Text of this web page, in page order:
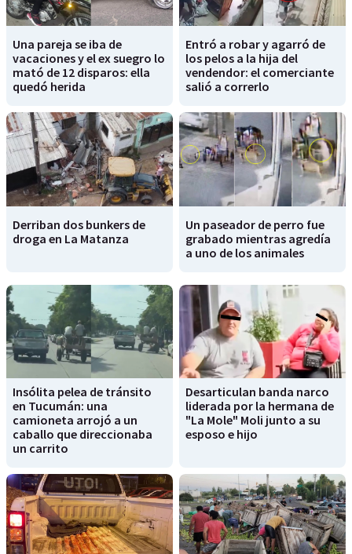
Una pareja se iba de
vacaciones y el ex suegro lo
mató de 12 disparos: ella
quedó herida
Entró a robar y agarró de
los pelos a la hija del
vendendor: el comerciante
salió a correrlo
Derriban dos bunkers de
droga en La Matanza
Un paseador de perro fue
grabado mientras agredía
a uno de los animales
Insólita pelea de tránsito
en Tucumán: una
camioneta arrojó a un
caballo que direccionaba
un carrito
Desarticulan banda narco
liderada por la hermana de
"La Mole" Moli junto a su
esposo e hijo